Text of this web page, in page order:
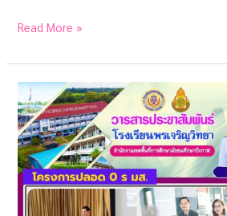
Read More »
จดหมาย
ข่าว
โรงเรียน
พรเจริญ
วิทยา
เดือน
สิงหาคม